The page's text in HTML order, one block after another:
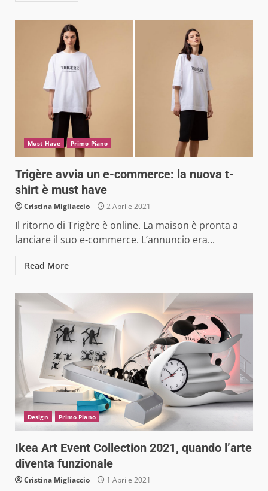
Must Have Primo Piano
Trigère avvia un e-commerce: la nuova t-
shirt è must have
Cristina Migliaccio 2 Aprile 2021
Il ritorno di Trigère è online. La maison è pronta a
lanciare il suo e-commerce. L’annuncio era...
Read More
Design Primo Piano
Ikea Art Event Collection 2021, quando l’arte
diventa funzionale
Cristina Migliaccio 1 Aprile 2021